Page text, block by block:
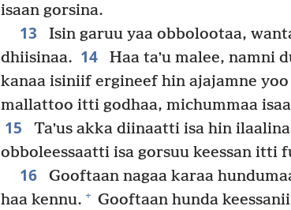
isaan gorsina.
13
Isin garuu yaa obbolootaa,
dhiisinaa. 14
Haa taʼu malee, namni
kanaa isiniif ergineef hin ajajamne
mallattoo itti godhaa, michummaa
15
Taʼus akka diinaatti isa hin
obboleessaatti isa gorsuu keessan itti
16
Gooftaan nagaa karaa
haa kennu. + Gooftaan hunda